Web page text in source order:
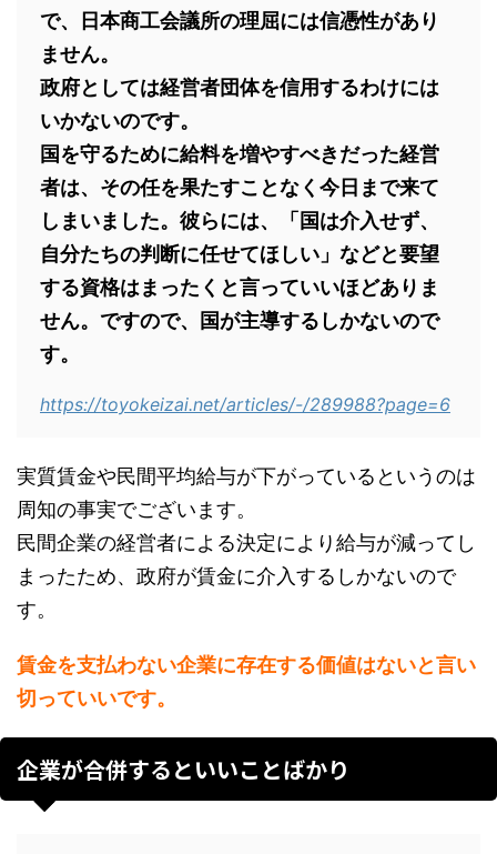
で、日本商工会議所の理屈には信憑性があり
ません。
政府としては経営者団体を信用するわけには
いかないのです。
国を守るために給料を増やすべきだった経営
者は、その任を果たすことなく今日まで来て
しまいました。彼らには、「国は介入せず、
自分たちの判断に任せてほしい」などと要望
する資格はまったくと言っていいほどありま
せん。ですので、国が主導するしかないので
す。
https://toyokeizai.net/articles/-/289988?page=6
実質賃金や民間平均給与が下がっているというのは
周知の事実でございます。
民間企業の経営者による決定により給与が減ってし
まったため、政府が賃金に介入するしかないので
す。
賃金を支払わない企業に存在する価値はないと言い
切っていいです。
企業が合併するといいことばかり